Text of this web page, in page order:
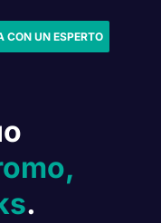
CON UN ESPERTO
.